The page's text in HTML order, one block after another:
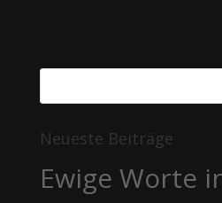
Neueste Beiträge
Ewige Worte